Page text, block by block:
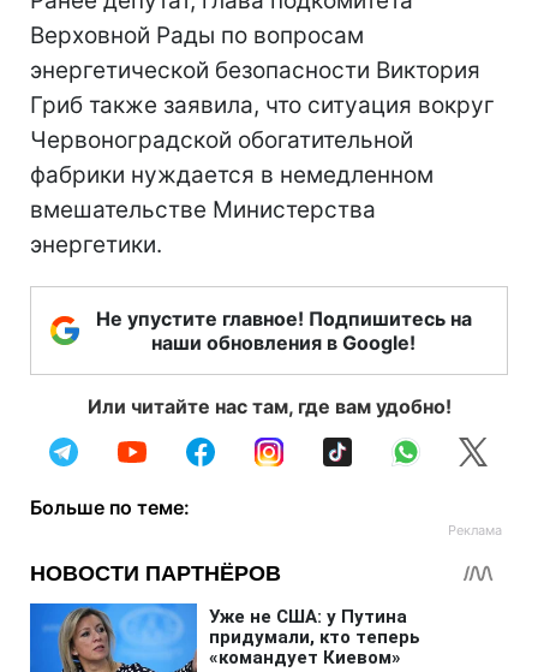
Верховной Рады по вопросам
энергетической безопасности Виктория
Гриб также заявила, что ситуация вокруг
Червоноградской обогатительной
фабрики нуждается в немедленном
вмешательстве Министерства
энергетики.
Не упустите главное! Подпишитесь на
наши обновления в Google!
Или читайте нас там, где вам удобно!
Больше по теме: